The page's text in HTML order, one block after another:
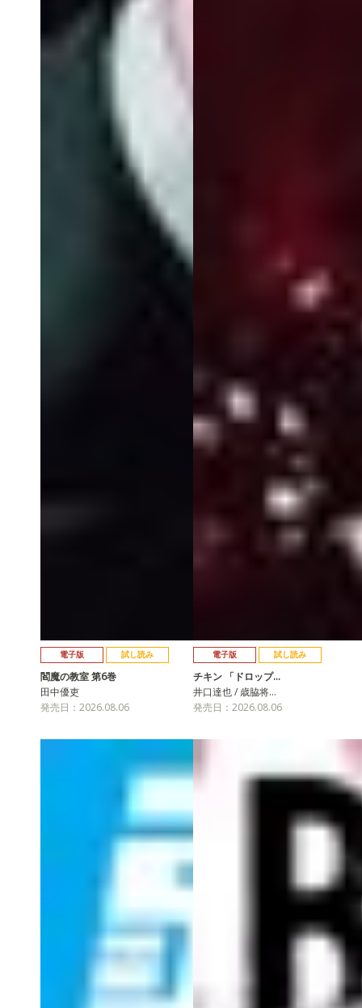
電子版 試し読み
閻魔の教室 第6巻
田中優吏
発売日：2026.08.06
電子版 試し読み
チキン 「ドロップ…
井口達也 / 歳脇将…
発売日：2026.08.06